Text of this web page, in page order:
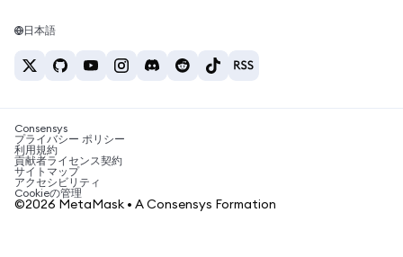
キャリア
お問い合わせ
Tetherの価格
BTC→INR
ETH→USDT
USDTの購入
SHIBの購入
BNBの購入
Solanaウォレット
税制関連ニュース
暗号資産の購入方法は？
ビットコインを売るには？
日本語
Consensys
プライバシー ポリシー
利用規約
貢献者ライセンス契約
サイトマップ
アクセシビリティ
Cookieの管理
©2026 MetaMask • A Consensys Formation